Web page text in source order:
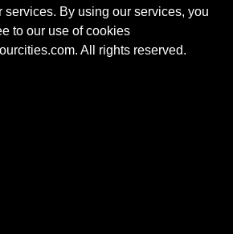
services. By using our services, you
to our use of cookies
All rights reserved.